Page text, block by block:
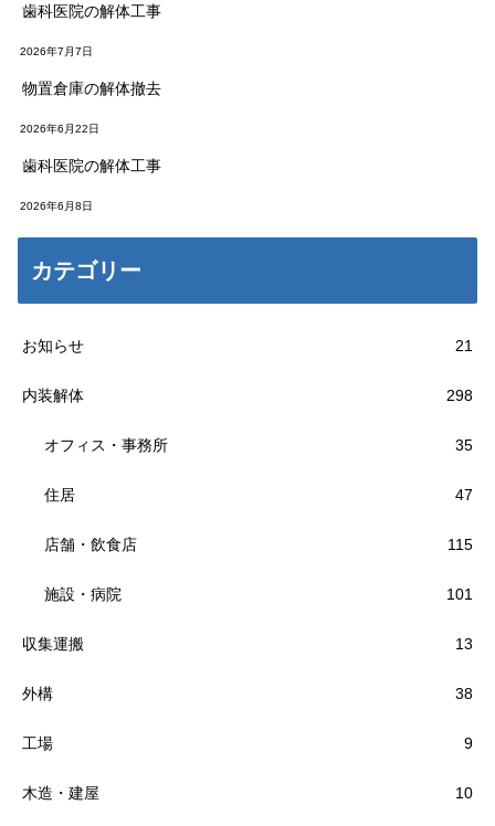
歯科医院の解体工事
2026年7月7日
物置倉庫の解体撤去
2026年6月22日
歯科医院の解体工事
2026年6月8日
カテゴリー
お知らせ 21
内装解体 298
オフィス・事務所 35
住居 47
店舗・飲食店 115
施設・病院 101
収集運搬 13
外構 38
工場 9
木造・建屋 10